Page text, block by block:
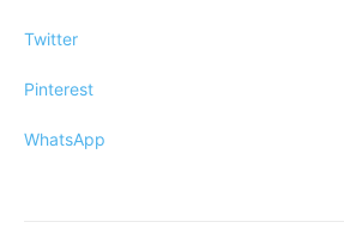
Twitter
Pinterest
WhatsApp